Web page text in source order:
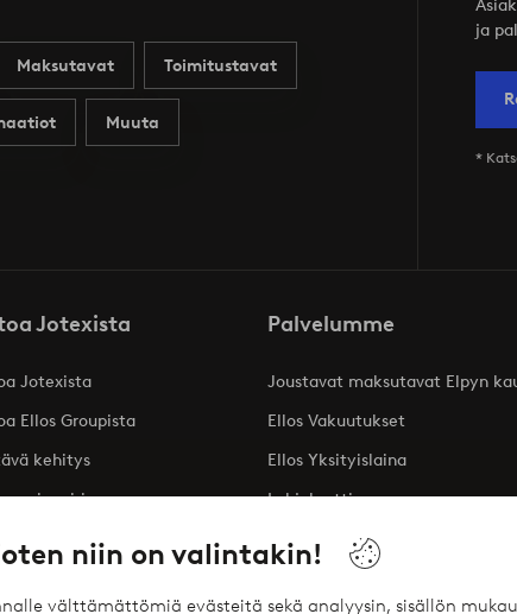
niin on valintakin!
välttämättömiä evästeitä sekä analyysin, sisällön
Maksutavat Toimitustavat
Muuta
ja
*
Jotexista
Jotexista
Ellos Groupista
kehitys
inquiries
Palvelumme
Joustavat maksutavat Elpyn
Ellos Vakuutukset
Ellos Yksityislaina
Lahjakortti